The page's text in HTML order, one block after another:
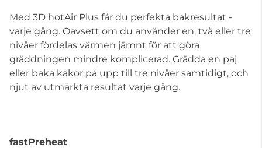
Med 3D hotAir Plus får du perfekta bakresultat -
varje gång. Oavsett om du använder en, två eller tre
nivåer fördelas värmen jämnt för att göra
gräddningen mindre komplicerad. Grädda en paj
eller baka kakor på upp till tre nivåer samtidigt, och
njut av utmärkta resultat varje gång.
fastPreheat